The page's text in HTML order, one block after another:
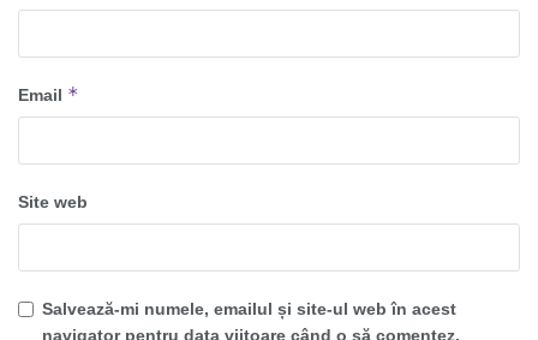
Email *
Site web
Salvează-mi numele, emailul și site-ul web în acest
navigator pentru data viitoare când o să comentez.